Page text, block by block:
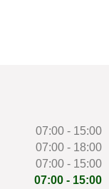
07:00 - 15:00
07:00 - 18:00
07:00 - 15:00
07:00 - 15:00